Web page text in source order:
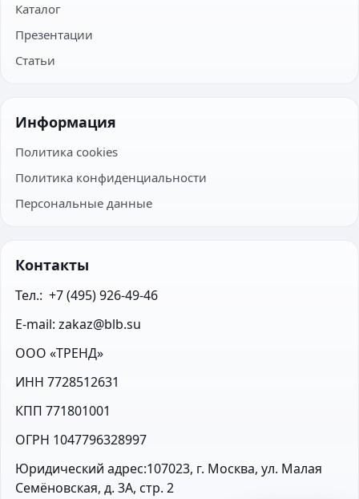
Каталог
Презентации
Статьи
Информация
Политика cookies
Политика конфиденциальности
Персональные данные
Контакты
Тел.:  +7 (495) 926-49-46
E-mail: zakaz@blb.su
ООО «ТРЕНД»
ИНН 7728512631
КПП 771801001
ОГРН 1047796328997
Юридический адрес:107023, г. Москва, ул. Малая
Семёновская, д. 3А, стр. 2